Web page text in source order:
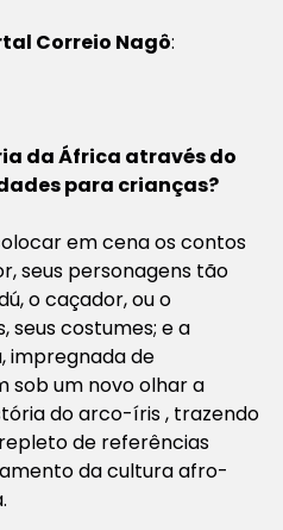
Correio Nagô:
da África através do
para crianças?
em cena os contos
seus personagens tão
o caçador, ou o
seus costumes; e a
impregnada de
sob um novo olhar a
do arco-íris , trazendo
de referências
da cultura afro-